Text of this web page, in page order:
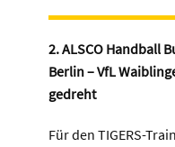
2. ALSCO Handball
Berlin – VfL
gedreht
Für den TIGERS-